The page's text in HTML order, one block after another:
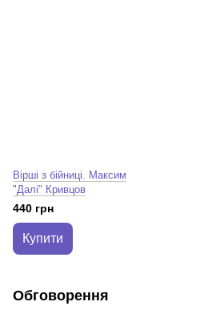
Вірші з бійниці. Максим
"Далі" Кривцов
440 грн
Купити
Обговорення